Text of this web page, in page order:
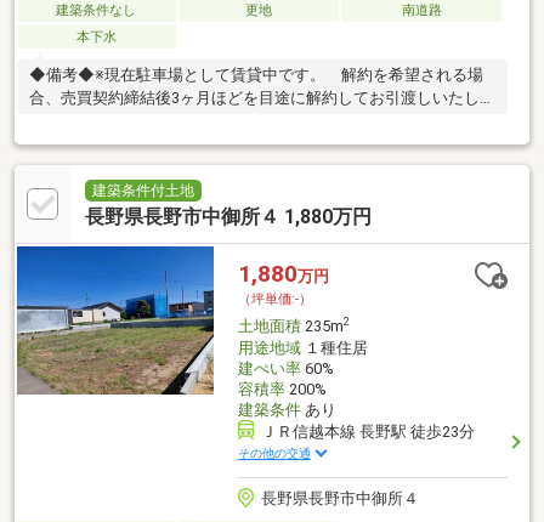
建築条件なし 更地
南道路
本下水
◆備考◆※現在駐車場として賃貸中です。 解約を希望される場
合、売買契約締結後3ヶ月ほどを目途に解約してお引渡しいたしま
建築条件付土地
長野県長野市中御所４ 1,880万円
1,880万円
（坪単価:-）
土地面積235m2
用途地域１種住居
建ぺい率60%
容積率200%
建築条件あり
ＪＲ信越本線 長野駅 徒歩23分
その他の交通
長野県長野市中御所４